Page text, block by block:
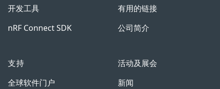
开发工具
nRF Connect SDK
支持
全球软件门户
有用的链接
公司简介
活动及展会
新闻